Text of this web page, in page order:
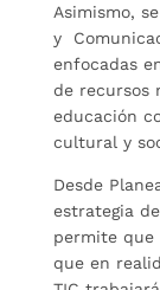
Asimismo,
y
enfocadas
de recursos
educación
cultural y
Desde
estrategia
permite que
que en